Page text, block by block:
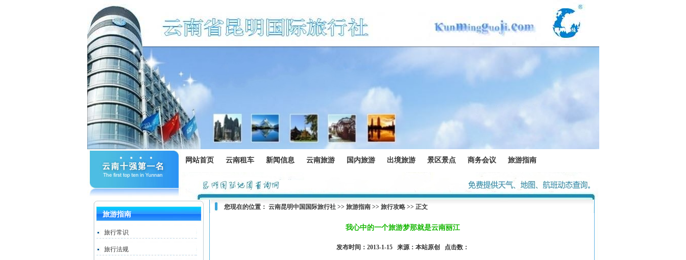
网站首页 云南租车 新闻信息 云南旅游 国内旅游 出境旅游 景区景点 商务会议 旅游指南
旅游指南
旅行常识
旅行法规
您现在的位置： 云南昆明中国国际旅行社>> 旅游指南>> 旅行攻略>> 正文
我心中的一个旅游梦那就是云南丽江
发布时间：2013-1-15 来源：本站原创 点击数：